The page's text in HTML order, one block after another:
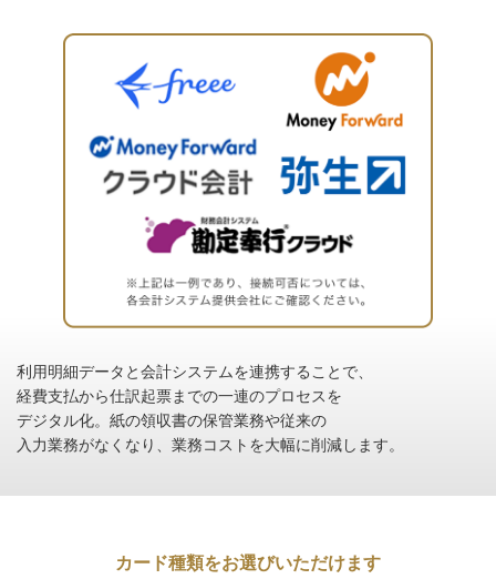
利用明細データと会計システムを連携することで、
経費支払から仕訳起票までの一連のプロセスを
デジタル化。紙の領収書の保管業務や従来の
入力業務がなくなり、業務コストを大幅に削減します。
カード種類をお選びいただけます